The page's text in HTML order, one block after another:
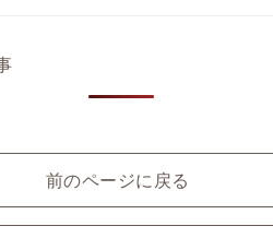
前のページに戻る